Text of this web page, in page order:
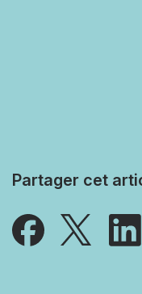
Partager cet